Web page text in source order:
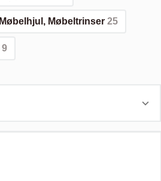
Møbelhjul, Møbeltrinser 25
9